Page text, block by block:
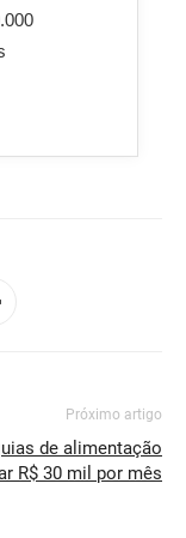
Próximo artigo
de alimentação
R$ 30 mil por mês